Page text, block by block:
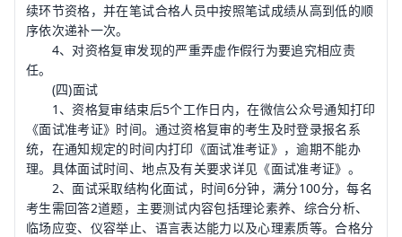
续环节资格，并在笔试合格人员中按照笔试成绩从高到低的顺
序依次递补一次。
4、对资格复审发现的严重弄虚作假行为要追究相应责
任。
(四)面试
1、资格复审结束后5个工作日内，在微信公众号通知打印
《面试准考证》时间。通过资格复审的考生及时登录报名系
统，在通知规定的时间内打印《面试准考证》，逾期不能办
理。具体面试时间、地点及有关要求详见《面试准考证》。
2、面试采取结构化面试，时间6分钟，满分100分，每名
考生需回答2道题，主要测试内容包括理论素养、综合分析、
临场应变、仪容举止、语言表达能力以及心理素质等。合格分